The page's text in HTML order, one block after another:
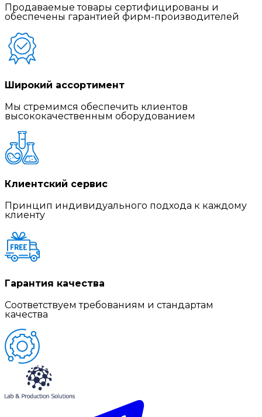
Продаваемые товары сертифицированы и
обеспечены гарантией фирм-производителей
Широкий ассортимент
Мы стремимся обеспечить клиентов
высококачественным оборудованием
Клиентский сервис
Принцип индивидуального подхода к каждому
клиенту
Гарантия качества
Соответствуем требованиям и стандартам
качества